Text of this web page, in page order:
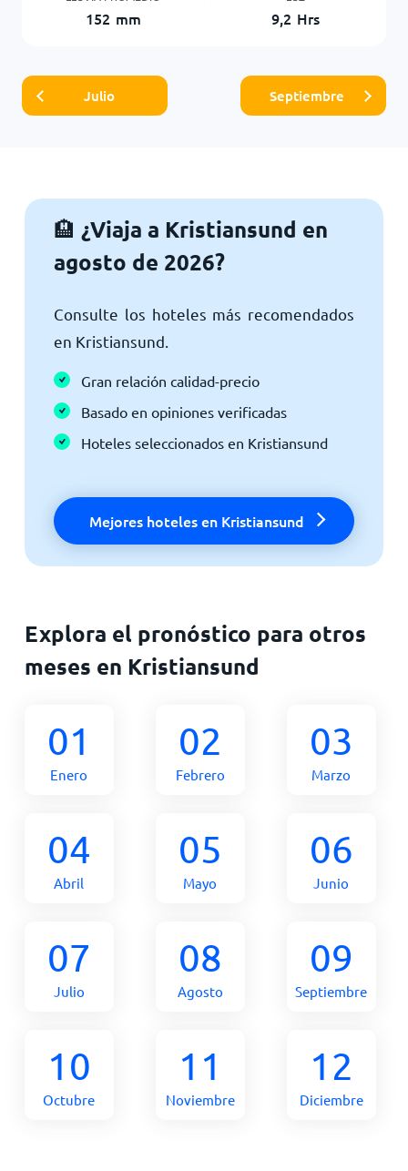
152 mm 9,2 Hrs
Julio Septiembre
🏨 ¿Viaja a Kristiansund en
agosto de 2026?
Consulte los hoteles más recomendados
en Kristiansund.
Gran relación calidad-precio
Basado en opiniones verificadas
Hoteles seleccionados en Kristiansund
Mejores hoteles en Kristiansund
Explora el pronóstico para otros
meses en Kristiansund
01
Enero
02
Febrero
03
Marzo
04
Abril
05
Mayo
06
Junio
07
Julio
08
Agosto
09
Septiembre
10
Octubre
11
Noviembre
12
Diciembre